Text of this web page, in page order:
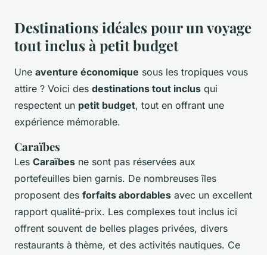
Destinations idéales pour un voyage
tout inclus à petit budget
Une aventure économique sous les tropiques vous
attire ? Voici des destinations tout inclus qui
respectent un petit budget, tout en offrant une
expérience mémorable.
Caraïbes
Les Caraïbes ne sont pas réservées aux
portefeuilles bien garnis. De nombreuses îles
proposent des forfaits abordables avec un excellent
rapport qualité-prix. Les complexes tout inclus ici
offrent souvent de belles plages privées, divers
restaurants à thème, et des activités nautiques. Ce